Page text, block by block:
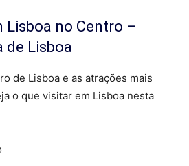
Lisboa no Centro –
de Lisboa
de Lisboa e as atrações mais
o que visitar em Lisboa nesta